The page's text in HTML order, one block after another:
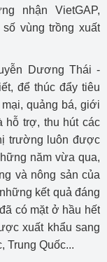
nhận VietGAP,
vùng trồng xuất
Dương Thái -
để thúc đẩy tiêu
quảng bá, giới
hỗ trợ, thu hút các
trường luôn được
năm vừa qua,
và nông sản của
kết quả đáng
có mặt ở hầu hết
xuất khẩu sang
Trung Quốc...